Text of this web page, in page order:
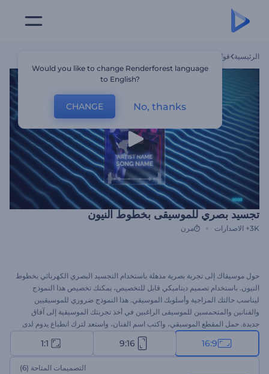
الرئيسية قوالب
تجسيد بصري للموسيقى بخطوط النيون
3K+ الاصدارات مرن
حول موسيقاك إلى تجربة بصرية مذهلة باستخدام التجسيد البصري الكهربائي بخطوط
النيون. باستخدام تصميم ديناميكي قابل للتخصيص، يمكنك تخصيص هذا النموذج
ليناسب حالتك المزاجية وأسلوبك الموسيقي. هذا النموذج ضروري للموسيقيين
والفنانين والمتحمسين للموسيقى الراغبين في أخذ تجربتك الموسيقية إلى آفاق
جديدة. حمل المقطع الموسيقي، واكتب اسم الفنان، واستعد لترك انطباع يدوم لدى
جمهورك. ابدأ الآن ودع خطوط النيون تبث الحياة في موسيقاك!
16:9
9:16
1:1
التصميمات المتاحة (6)
Would you like to change Renderforest language
to English?
CHANGE No, thanks